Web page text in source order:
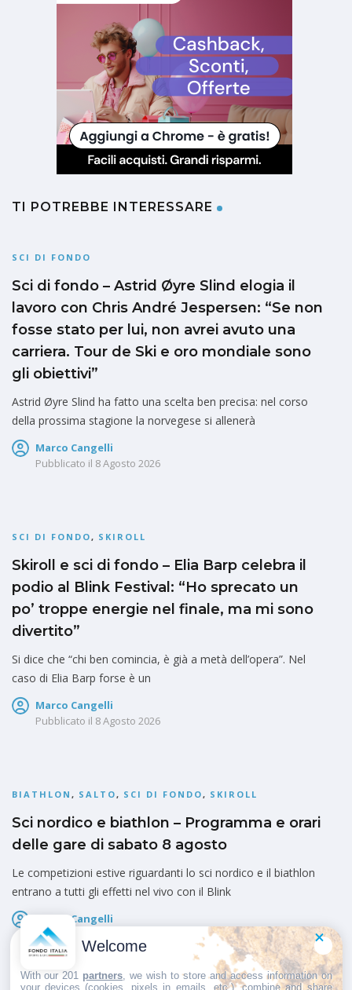
TI POTREBBE INTERESSARE
SCI DI FONDO
Sci di fondo – Astrid Øyre Slind elogia il
lavoro con Chris André Jespersen: “Se non
fosse stato per lui, non avrei avuto una
carriera. Tour de Ski e oro mondiale sono
gli obiettivi”
Astrid Øyre Slind ha fatto una scelta ben precisa: nel corso
della prossima stagione la norvegese si allenerà
Marco Cangelli
Pubblicato il 8 Agosto 2026
SCI DI FONDO, SKIROLL
Skiroll e sci di fondo – Elia Barp celebra il
podio al Blink Festival: “Ho sprecato un
po’ troppe energie nel finale, ma mi sono
divertito”
Si dice che “chi ben comincia, è già a metà dell’opera”. Nel
caso di Elia Barp forse è un
Marco Cangelli
Pubblicato il 8 Agosto 2026
BIATHLON , SALTO, SCI DI FONDO, SKIROLL
Sci nordico e biathlon – Programma e orari
delle gare di sabato 8 agosto
Le competizioni estive riguardanti lo sci nordico e il biathlon
entrano a tutti gli effetti nel vivo con il Blink
Marco Cangelli
Pubblicato il
Welcome
With our 201 partners , we wish to store and access information on
your devices (cookies, pixels in emails, etc.), combine and share